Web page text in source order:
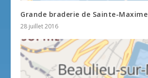
Grande braderie de Sainte-Maxime
28 juillet 2016